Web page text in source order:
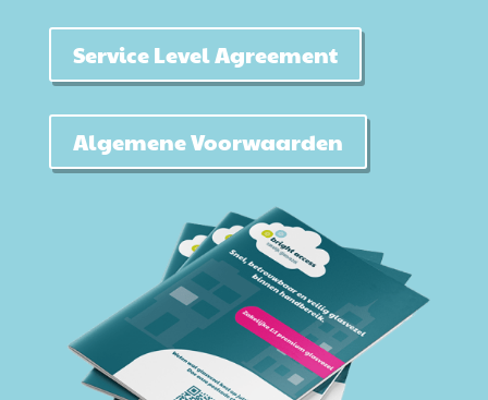
Service Level Agreement
Algemene Voorwaarden